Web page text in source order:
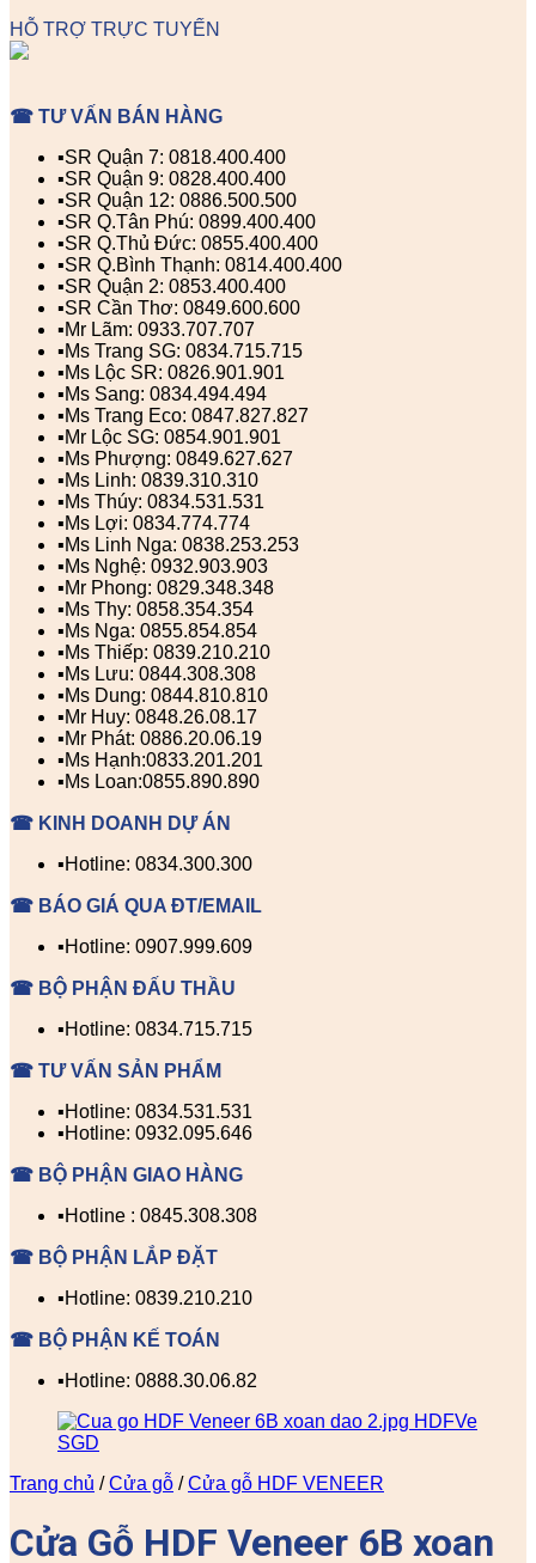
HỖ TRỢ TRỰC TUYẾN
☎ TƯ VẤN BÁN HÀNG
▪️SR Quận 7: 0818.400.400
▪️SR Quận 9: 0828.400.400
▪️SR Quận 12: 0886.500.500
▪️SR Q.Tân Phú: 0899.400.400
▪️SR Q.Thủ Đức: 0855.400.400
▪️SR Q.Bình Thạnh: 0814.400.400
▪️SR Quận 2: 0853.400.400
▪️SR Cần Thơ: 0849.600.600
▪️Mr Lãm: 0933.707.707
▪️Ms Trang SG: 0834.715.715
▪️Ms Lộc SR: 0826.901.901
▪️Ms Sang: 0834.494.494
▪️Ms Trang Eco: 0847.827.827
▪️Mr Lộc SG: 0854.901.901
▪️Ms Phượng: 0849.627.627
▪️Ms Linh: 0839.310.310
▪️Ms Thúy: 0834.531.531
▪️Ms Lợi: 0834.774.774
▪️Ms Linh Nga: 0838.253.253
▪️Ms Nghệ: 0932.903.903
▪️Mr Phong: 0829.348.348
▪️Ms Thy: 0858.354.354
▪️Ms Nga: 0855.854.854
▪️Ms Thiếp: 0839.210.210
▪️Ms Lưu: 0844.308.308
▪️Ms Dung: 0844.810.810
▪️Mr Huy: 0848.26.08.17
▪️Mr Phát: 0886.20.06.19
▪️Ms Hạnh:0833.201.201
▪️Ms Loan:0855.890.890
☎ KINH DOANH DỰ ÁN
▪️Hotline: 0834.300.300
☎ BÁO GIÁ QUA ĐT/EMAIL
▪️Hotline: 0907.999.609
☎ BỘ PHẬN ĐẤU THẦU
▪️Hotline: 0834.715.715
☎ TƯ VẤN SẢN PHẨM
▪️Hotline: 0834.531.531
▪️Hotline: 0932.095.646
☎ BỘ PHẬN GIAO HÀNG
▪️Hotline : 0845.308.308
☎ BỘ PHẬN LẮP ĐẶT
▪️Hotline: 0839.210.210
☎ BỘ PHẬN KẾ TOÁN
▪️Hotline: 0888.30.06.82
Trang chủ / Cửa gỗ / Cửa gỗ HDF VENEER
Cửa Gỗ HDF Veneer 6B xoan